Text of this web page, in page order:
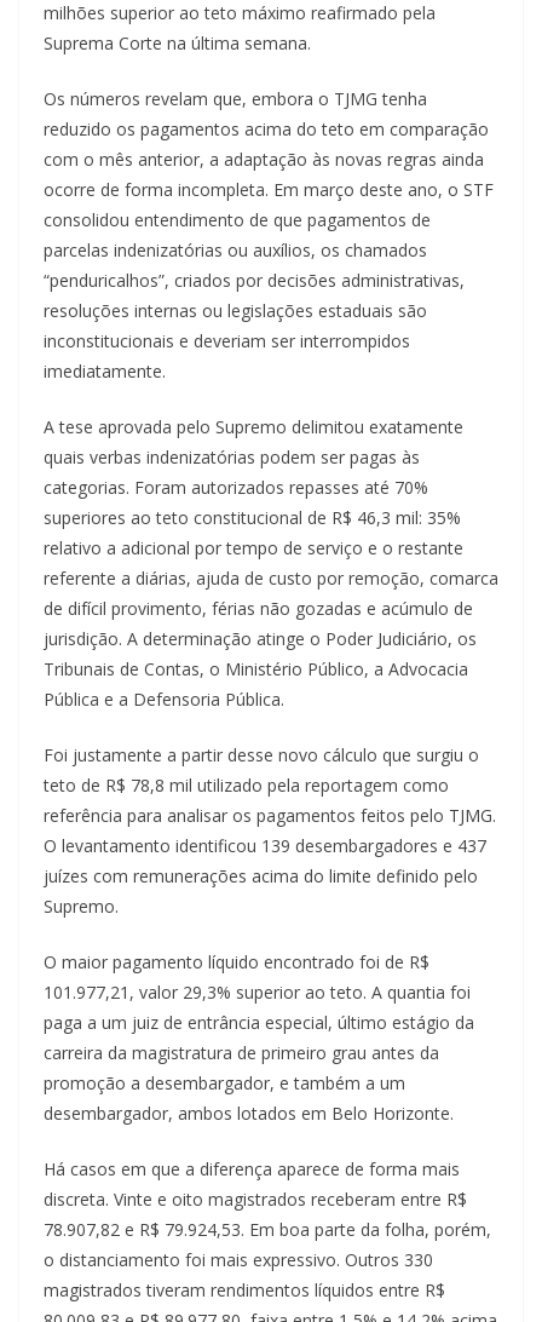
milhões superior ao teto máximo reafirmado pela
Suprema Corte na última semana.
Os números revelam que, embora o TJMG tenha
reduzido os pagamentos acima do teto em comparação
com o mês anterior, a adaptação às novas regras ainda
ocorre de forma incompleta. Em março deste ano, o STF
consolidou entendimento de que pagamentos de
parcelas indenizatórias ou auxílios, os chamados
“penduricalhos”, criados por decisões administrativas,
resoluções internas ou legislações estaduais são
inconstitucionais e deveriam ser interrompidos
imediatamente.
A tese aprovada pelo Supremo delimitou exatamente
quais verbas indenizatórias podem ser pagas às
categorias. Foram autorizados repasses até 70%
superiores ao teto constitucional de R$ 46,3 mil: 35%
relativo a adicional por tempo de serviço e o restante
referente a diárias, ajuda de custo por remoção, comarca
de difícil provimento, férias não gozadas e acúmulo de
jurisdição. A determinação atinge o Poder Judiciário, os
Tribunais de Contas, o Ministério Público, a Advocacia
Pública e a Defensoria Pública.
Foi justamente a partir desse novo cálculo que surgiu o
teto de R$ 78,8 mil utilizado pela reportagem como
referência para analisar os pagamentos feitos pelo TJMG.
O levantamento identificou 139 desembargadores e 437
juízes com remunerações acima do limite definido pelo
Supremo.
O maior pagamento líquido encontrado foi de R$
101.977,21, valor 29,3% superior ao teto. A quantia foi
paga a um juiz de entrância especial, último estágio da
carreira da magistratura de primeiro grau antes da
promoção a desembargador, e também a um
desembargador, ambos lotados em Belo Horizonte.
Há casos em que a diferença aparece de forma mais
discreta. Vinte e oito magistrados receberam entre R$
78.907,82 e R$ 79.924,53. Em boa parte da folha, porém,
o distanciamento foi mais expressivo. Outros 330
magistrados tiveram rendimentos líquidos entre R$